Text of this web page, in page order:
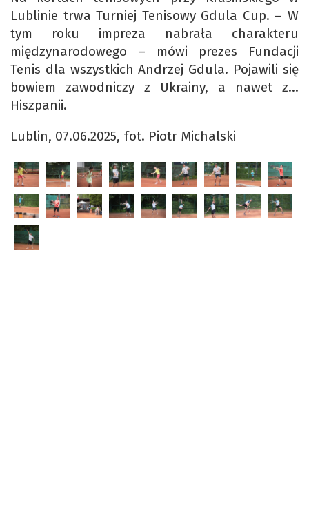
Lublinie trwa Turniej Tenisowy Gdula Cup. – W
tym roku impreza nabrała charakteru
międzynarodowego – mówi prezes Fundacji
Tenis dla wszystkich Andrzej Gdula. Pojawili się
bowiem zawodniczy z Ukrainy, a nawet z…
Hiszpanii.
Lublin, 07.06.2025, fot. Piotr Michalski